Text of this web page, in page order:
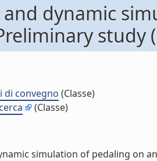
and dynamic
di convegno (Classe)
(Classe)
simulation of pedaling on